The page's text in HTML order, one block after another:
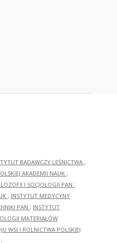
BADAWCZY LEŚNICTWA ;
AKADEMII NAUK ;
I SOCJOLOGII PAN ;
; INSTYTUT MEDYCYNY
PAN ; INSTYTUT
MATERIAŁÓW
WSI I ROLNICTWA POLSKIEJ
;